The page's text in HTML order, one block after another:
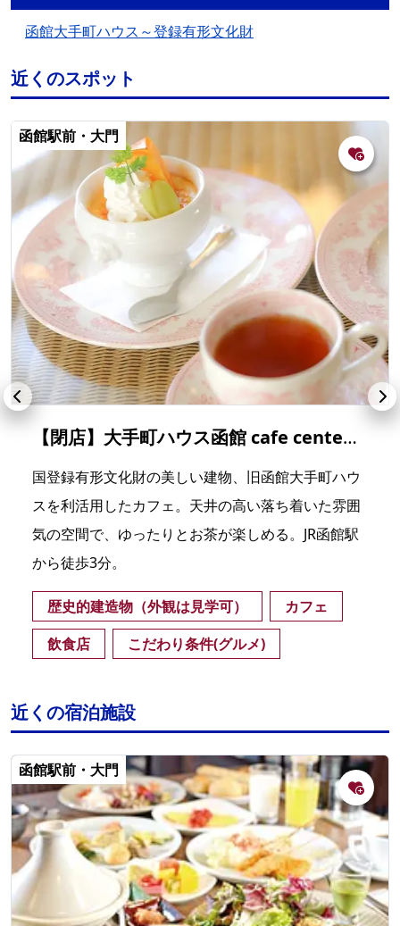
函館大手町ハウス～登録有形文化財
近くのスポット
函館駅前・大門
【閉店】大手町ハウス函館 cafe centenaire
国登録有形文化財の美しい建物、旧函館大手町ハウ
スを利活用したカフェ。天井の高い落ち着いた雰囲
気の空間で、ゆったりとお茶が楽しめる。JR函館駅
から徒歩3分。
歴史的建造物（外観は見学可）
カフェ
飲食店
こだわり条件(グルメ)
近くの宿泊施設
函館駅前・大門